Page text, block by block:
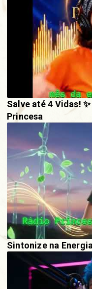
Salve até 4 Vidas!
Princesa